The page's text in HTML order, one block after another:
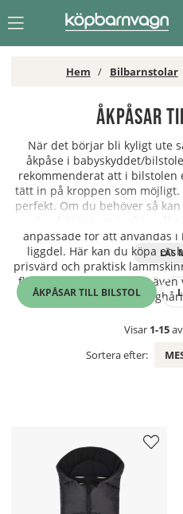
Hem Bilbarnstolar
Åkpåsar
När det börjar bli kyligt ute
åkpåse i babyskyddet/
rekommenderat att i bilstolen
tätt in på kroppen som
perfekt. Om du behöver så
anpassade för att användas
liggdel. Här kan du köpa en
prisvärd och praktisk
flera olika färger. Du kan
eller
ÅKPÅSAR TILL BILSTOL
Visar 1-15av
Sortera efter: